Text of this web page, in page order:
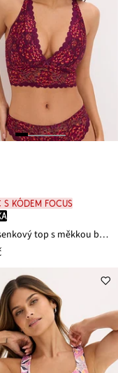
s kódem FOCUS
Podprsenkový top s měkkou bavlněnou podšívkou